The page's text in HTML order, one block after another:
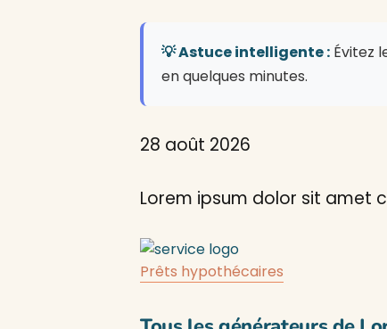
💡 Astuce intelligente : Évitez
en quelques minutes.
28 août 2026
Lorem ipsum dolor sit amet
Prêts hypothécaires